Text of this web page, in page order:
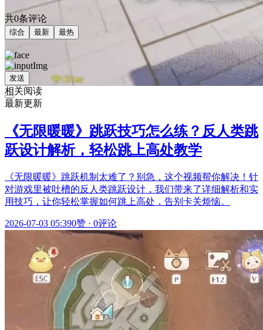
共0条评论
综合 最新 最热
发送
相关阅读
最新更新
《无限暖暖》跳跃技巧怎么练？反人类跳
跃设计解析，轻松跳上高处教学
《无限暖暖》跳跃机制太难了？别急，这个视频帮你解决！针
对游戏里被吐槽的反人类跳跃设计，我们带来了详细解析和实
用技巧，让你轻松掌握如何跳上高处，告别卡关烦恼。
2026-07-03 05:390赞 · 0评论